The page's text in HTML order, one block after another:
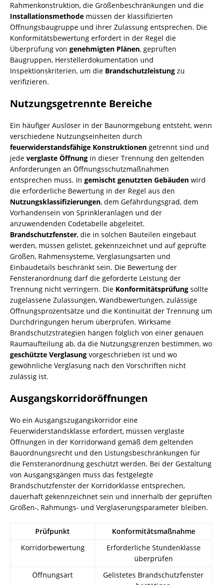
Rahmenkonstruktion, die Größenbeschränkungen und die
Installationsmethode müssen der klassifizierten
Öffnungsbaugruppe und ihrer Zulassung entsprechen. Die
Konformitätsbewertung erfordert in der Regel die
Überprüfung von genehmigten Plänen, geprüften
Baugruppen, Herstellerdokumentation und
Inspektionskriterien, um die Brandschutzleistung zu
verifizieren.
Nutzungsgetrennte Bereiche
Ein häufiger Auslöser in der Baunormgebung entsteht, wenn
verschiedene Nutzungseinheiten durch
feuerwiderstandsfähige Konstruktionen getrennt sind und
jede verglaste Öffnung in dieser Trennung den geltenden
Anforderungen an Öffnungsschutzmaßnahmen
entsprechen muss. In gemischt genutzten Gebäuden wird
die erforderliche Bewertung in der Regel aus den
Nutzungsklassifizierungen, dem Gefährdungsgrad, dem
Vorhandensein von Sprinkleranlagen und der
anzuwendenden Codetabelle abgeleitet.
Brandschutzfenster, die in solchen Bauteilen eingebaut
werden, müssen gelistet, gekennzeichnet und auf geprüfte
Größen, Rahmensysteme, Verglasungsarten und
Einbaudetails beschränkt sein. Die Bewertung der
Fensteranordnung darf die geforderte Leistung der
Trennung nicht verringern. Die Konformitätsprüfung sollte
zugelassene Zulassungen, Wandbewertungen, zulässige
Öffnungsprozentsätze und die Kontinuität der Trennung um
Durchdringungen herum überprüfen. Wirksame
Brandschutzstrategien hängen folglich von einer genauen
Raumaufteilung ab, da die Nutzungsgrenzen bestimmen, wo
geschützte Verglasung vorgeschrieben ist und wo
gewöhnliche Verglasung nach den Vorschriften nicht
zulässig ist.
Ausgangskorridoröffnungen
Wo ein Ausgangszugangskorridor eine
Feuerwiderstandsklasse erfordert, müssen verglaste
Öffnungen in der Korridorwand gemäß dem geltenden
Bauordnungsrecht und den Listungsbeschränkungen für
die Fensteranordnung geschützt werden. Bei der Gestaltung
von Ausgangsgängen muss das festgelegte
Brandschutzfenster der Korridorklasse entsprechen,
dauerhaft gekennzeichnet sein und innerhalb der geprüften
Größen-, Rahmungs- und Verglaserungsparameter bleiben.
Prüfpunkt
Konformitätsmaßnahme
Korridorbewertung
Erforderliche Stundenklasse
überprüfen
Öffnungsart
Gelistetes Brandschutzfenster